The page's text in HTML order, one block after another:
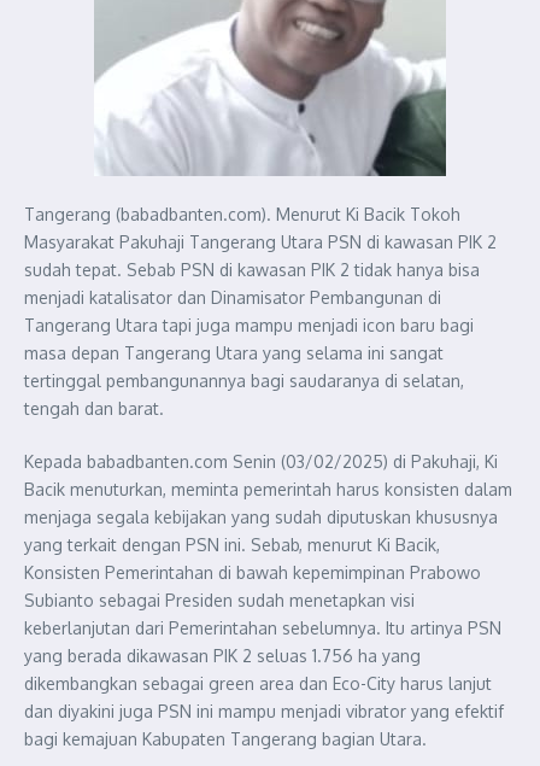
Tangerang (babadbanten.com). Menurut Ki Bacik Tokoh
Masyarakat Pakuhaji Tangerang Utara PSN di kawasan PIK 2
sudah tepat. Sebab PSN di kawasan PIK 2 tidak hanya bisa
menjadi katalisator dan Dinamisator Pembangunan di
Tangerang Utara tapi juga mampu menjadi icon baru bagi
masa depan Tangerang Utara yang selama ini sangat
tertinggal pembangunannya bagi saudaranya di selatan,
tengah dan barat.
Kepada babadbanten.com Senin (03/02/2025) di Pakuhaji, Ki
Bacik menuturkan, meminta pemerintah harus konsisten dalam
menjaga segala kebijakan yang sudah diputuskan khususnya
yang terkait dengan PSN ini. Sebab, menurut Ki Bacik,
Konsisten Pemerintahan di bawah kepemimpinan Prabowo
Subianto sebagai Presiden sudah menetapkan visi
keberlanjutan dari Pemerintahan sebelumnya. Itu artinya PSN
yang berada dikawasan PIK 2 seluas 1.756 ha yang
dikembangkan sebagai green area dan Eco-City harus lanjut
dan diyakini juga PSN ini mampu menjadi vibrator yang efektif
bagi kemajuan Kabupaten Tangerang bagian Utara.